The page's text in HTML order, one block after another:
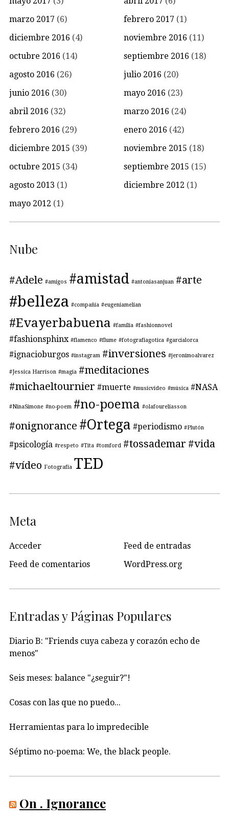
marzo 2017 (6) febrero 2017 (1)
diciembre 2016 (4) noviembre 2016 (11)
octubre 2016 (14) septiembre 2016 (18)
agosto 2016 (26) julio 2016 (20)
junio 2016 (30) mayo 2016 (23)
abril 2016 (32) marzo 2016 (24)
febrero 2016 (29) enero 2016 (42)
diciembre 2015 (39) noviembre 2015 (18)
octubre 2015 (34) septiembre 2015 (15)
agosto 2013 (1) diciembre 2012 (1)
mayo 2012 (1)
Nube
#Adele #amigos #amistad #antoniasanjuan #arte
#belleza #compañía #eugeniamelian
#Evayerbabuena #familia #fashionnovel
#fashionsphinx #flamenco #flume #fotografiagotica #garcialorca
#ignacioburgos #instagram #inversiones #jeronimoalvarez
#Jessica Harrison #magia #meditaciones
#michaeltournier #muerte #musicvideo #música #NASA
#NinaSimone #no-poem #no-poema #olafoureliasson
#onignorance #Ortega #periodismo #Plutón
#psicología #respeto #Tita #tomford #tossademar #vida
#vídeo Fotografía TED
Meta
Acceder
Feed de entradas
Feed de comentarios
WordPress.org
Entradas y Páginas Populares
Diario B: "Friends cuya cabeza y corazón echo de
menos"
Seis meses: balance "¿seguir?"!
Cosas con las que no puedo...
Herramientas para lo impredecible
Séptimo no-poema: We, the black people.
On . Ignorance